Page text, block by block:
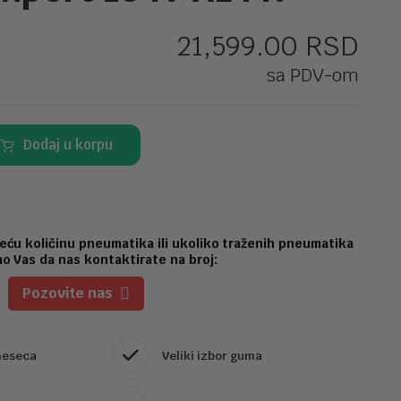
21,599.00 RSD
sa PDV-om
Dodaj u korpu
količinu pneumatika ili ukoliko traženih pneumatika
Vas da nas kontaktirate na broj:
Pozovite nas
Veliki izbor guma